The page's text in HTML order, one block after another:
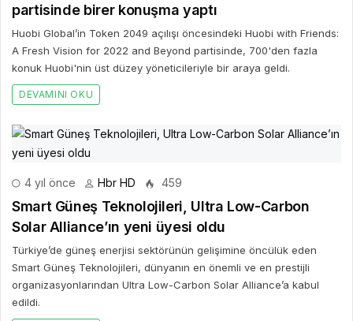
partisinde birer konuşma yaptı
Huobi Global’in Token 2049 açılışı öncesindeki Huobi with Friends:
A Fresh Vision for 2022 and Beyond partisinde, 700'den fazla
konuk Huobi'nin üst düzey yöneticileriyle bir araya geldi.
DEVAMINI OKU
4 yıl önce Hbr HD 459
Smart Güneş Teknolojileri, Ultra Low-Carbon
Solar Alliance’ın yeni üyesi oldu
Türkiye’de güneş enerjisi sektörünün gelişimine öncülük eden
Smart Güneş Teknolojileri, dünyanın en önemli ve en prestijli
organizasyonlarından Ultra Low-Carbon Solar Alliance’a kabul
edildi.